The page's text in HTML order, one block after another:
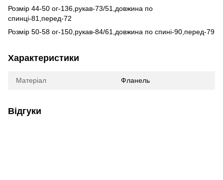
Розмір 44-50 ог-136,рукав-73/51,довжина по
спинці-81,перед-72
Розмір 50-58 ог-150,рукав-84/61,довжина по спині-90,перед-79
Характеристики
Матеріал Фланель
Відгуки